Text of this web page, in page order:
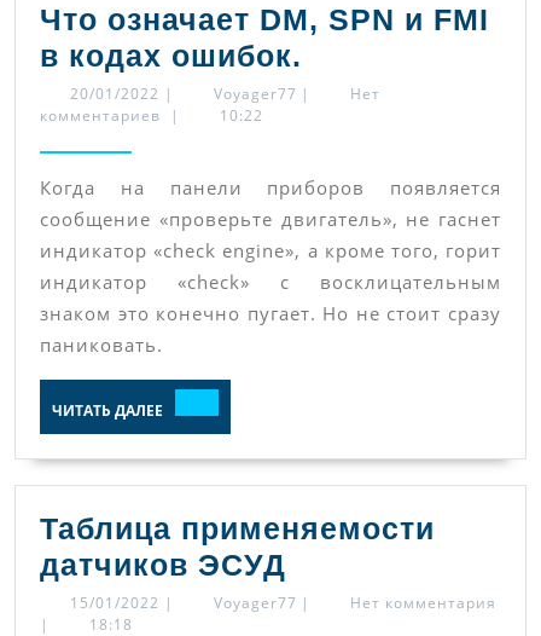
Что означает DM, SPN и FMI
в кодах ошибок.
означает
и
FMI
кодах
20/01/2022 20/01/2022
| Voyager77 Voyager77
|
Нет
комментариев
| 10:22
Когда на панели приборов появляется
сообщение «проверьте двигатель», не гаснет
индикатор «check engine», а кроме того, горит
индикатор «check» с восклицательным
знаком это конечно пугает. Но не стоит сразу
паниковать.
ЧИТАТЬ ДАЛЕЕ ДАЛЕЕ
Таблица применяемости
датчиков ЭСУД
применяемости
15/01/2022 15/01/2022
| Voyager77 Voyager77
|
Нет комментария
|
18:18